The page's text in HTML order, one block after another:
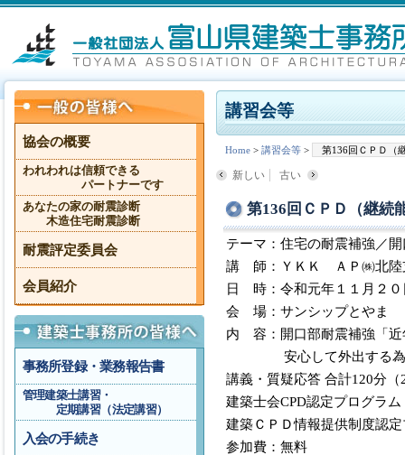
講習会等
Home > 講習会等 > 第136回ＣＰＤ（
新しい 古い
第136回ＣＰＤ（継続
テーマ：住宅の耐震補強／
講 師：ＹＫＫ ＡＰ㈱北
日 時：令和元年１１月２０
会 場：サンシップとやま
内 容：開口部耐震補強「近
安心して外出する為の
講義・質疑応答 合計120分（
建築士会CPD認定プログラム
建築ＣＰＤ情報提供制度認
参加費：無料
協会の概要
われわれは信頼できる
パートナーです
あなたの家の耐震診断
木造住宅耐震診断
耐震評定委員会
会員紹介
事務所登録・業務報告書
管理建築士講習・
定期講習（法定講習）
入会の手続き